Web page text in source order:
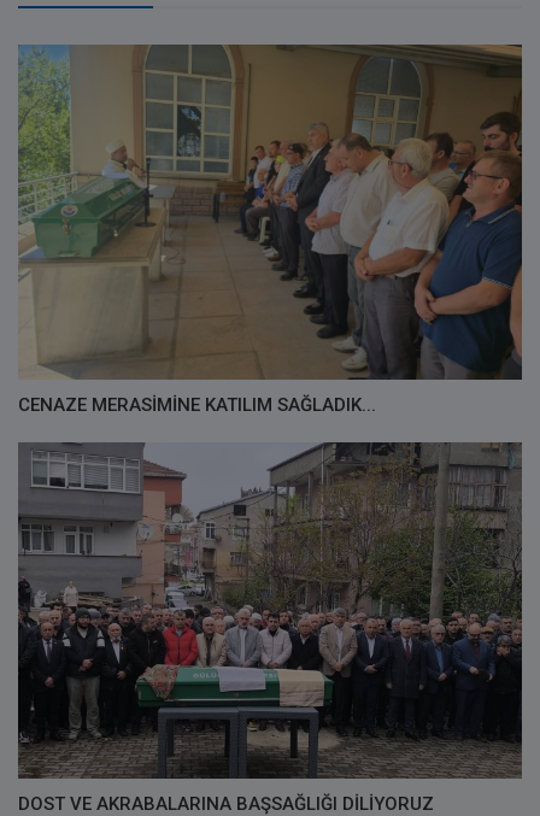
CENAZE MERASİMİNE KATILIM SAĞLADIK...
DOST VE AKRABALARINA BAŞSAĞLIĞI DİLİYORUZ